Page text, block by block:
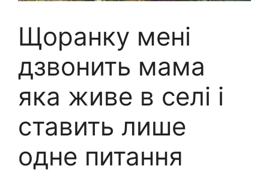
Щоранку мені
дзвонить мама
яка живе в селі і
ставить лише
одне питання